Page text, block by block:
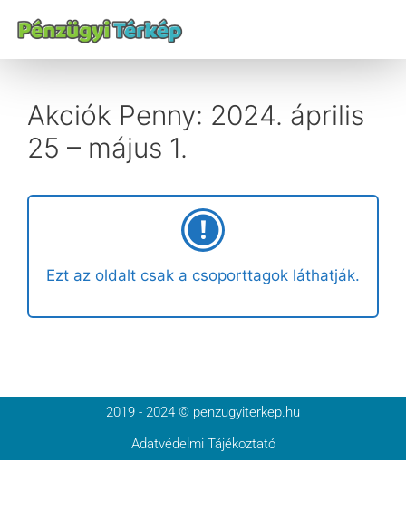
Akciók Penny: 2024. április
25 – május 1.
Ezt az oldalt csak a csoporttagok láthatják.
2019 - 2024 © penzugyiterkep.hu
Adatvédelmi Tájékoztató